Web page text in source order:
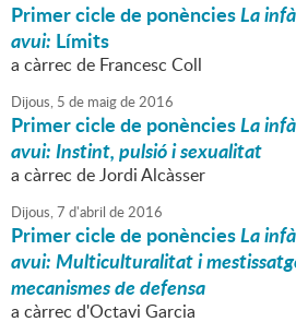
Primer cicle de ponènciesLa
avui: Límits
a càrrec de Francesc Coll
Dijous, 5 de maigde2016
Primer cicle de ponènciesLa
avui: Instint, pulsió i sexualitat
a càrrec de Jordi Alcàsser
Dijous,7 d'abril de2016
Primer cicle de ponènciesLa
avui: Multiculturalitat i
mecanismes de defensa
a càrrec d'Octavi Garcia